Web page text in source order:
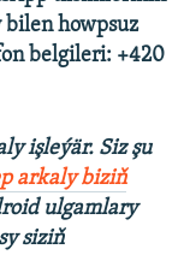
howpsuz
belgileri: +420
işleýär. Siz şu
arkaly biziň
ulgamlary
siziň